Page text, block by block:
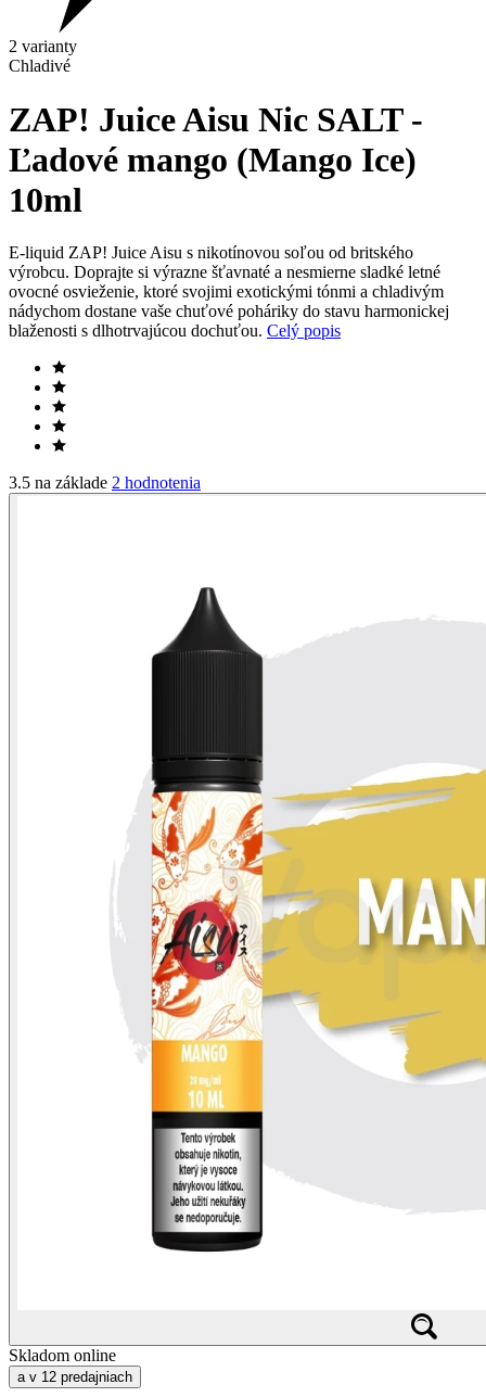
2 varianty
Chladivé
ZAP! Juice Aisu Nic SALT -
Ľadové mango (Mango Ice)
10ml
E-liquid ZAP! Juice Aisu s nikotínovou soľou od britského
výrobcu. Doprajte si výrazne šťavnaté a nesmierne sladké letné
ovocné osvieženie, ktoré svojimi exotickými tónmi a chladivým
nádychom dostane vaše chuťové poháriky do stavu harmonickej
blaženosti s dlhotrvajúcou dochuťou. Celý popis
3.5 na základe 2 hodnotenia
Skladom online
a v 12 predajniach